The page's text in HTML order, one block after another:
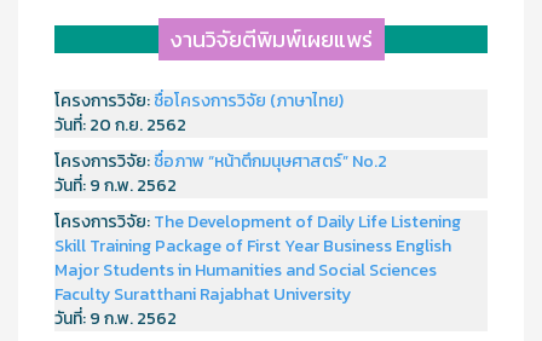
งานวิจัยตีพิมพ์เผยแพร่
โครงการวิจัย:ชื่อโครงการวิจัย (ภาษาไทย)
วันที่:20 ก.ย. 2562
โครงการวิจัย:ชื่อภาพ “หน้าตึกมนุษศาสตร์” No.2
วันที่:9 ก.พ. 2562
โครงการวิจัย:The Development of Daily Life Listening
Skill Training Package of First Year Business English
Major Students in Humanities and Social Sciences
Faculty Suratthani Rajabhat University
วันที่:9 ก.พ. 2562